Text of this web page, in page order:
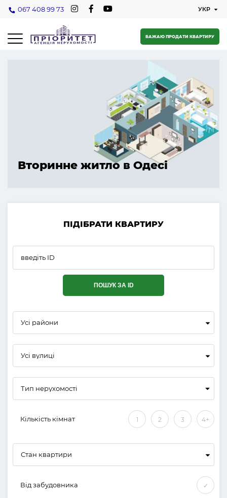
067 408 99 73
БАЖАЮ ПРОДАТИ КВАРТИРУ
Вторинне житло в Одесі
ПІДІБРАТИ КВАРТИРУ
ПОШУК ЗА ID
Усі райони
Усі вулиці
Кількість кімнат 1 2 3 4+
Стан квартири
Від забудовника ✓